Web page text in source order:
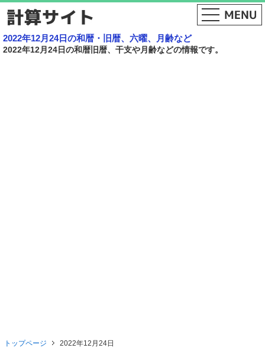
2022年12月24日の和暦・旧暦、六曜、月齢など
2022年12月24日の和暦旧暦、干支や月齢などの情報です。
トップページ 2022年12月24日